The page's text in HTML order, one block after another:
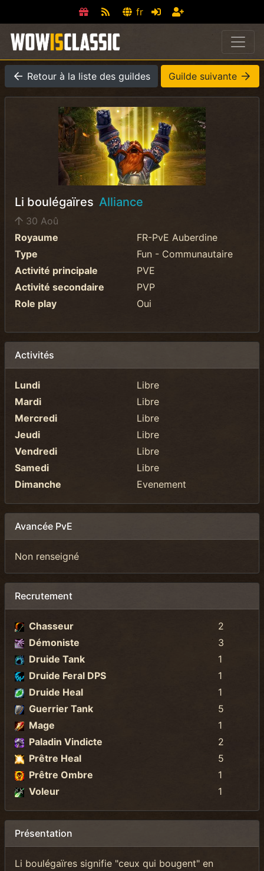
fr
Retour à la liste des guildes Guilde suivante
Li boulégaïres Alliance
30 Aoû
Royaume
FR-PvE Auberdine
Type
Fun - Communautaire
Activité principale
PVE
Activité secondaire
PVP
Role play
Oui
Activités
Lundi
Libre
Mardi
Libre
Mercredi
Libre
Jeudi
Libre
Vendredi
Libre
Samedi
Libre
Dimanche
Evenement
Avancée PvE
Non renseigné
Recrutement
Chasseur
2
Démoniste
3
Druide Tank
1
Druide Feral DPS
1
Druide Heal
1
Guerrier Tank
5
Mage
1
Paladin Vindicte
2
Prêtre Heal
5
Prêtre Ombre
1
Voleur
1
Présentation
Li boulégaïres signifie "ceux qui bougent" en